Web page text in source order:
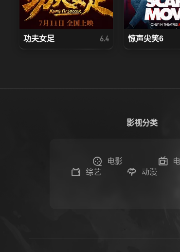
功夫女足 6.4 惊声尖笑6
影视分类
电影
综艺
动漫